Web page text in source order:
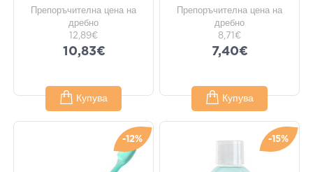
Препоръчителна цена на
дребно
12,89€
10,83€
Купува
Препоръчителна цена на
дребно
8,71€
7,40€
Купува
-12% -15%